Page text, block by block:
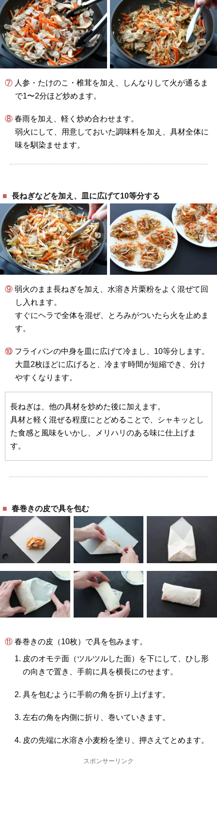
⑦ 人参・たけのこ・椎茸を加え、しんなりして火が通るま
で1〜2分ほど炒めます。
⑧ 春雨を加え、軽く炒め合わせます。
弱火にして、用意しておいた調味料を加え、具材全体に
味を馴染ませます。
長ねぎなどを加え、皿に広げて10等分する
⑨ 弱火のまま長ねぎを加え、水溶き片栗粉をよく混ぜて回
し入れます。
すぐにヘラで全体を混ぜ、とろみがついたら火を止めま
す。
⑩ フライパンの中身を皿に広げて冷まし、10等分します。
大皿2枚ほどに広げると、冷ます時間が短縮でき、分け
やすくなります。
長ねぎは、他の具材を炒めた後に加えます。
具材と軽く混ぜる程度にとどめることで、シャキッとし
た食感と風味をいかし、メリハリのある味に仕上げま
す。
春巻きの皮で具を包む
⑪ 春巻きの皮（10枚）で具を包みます。
皮のオモテ面（ツルツルした面）を下にして、ひし形
の向きで置き、手前に具を横長にのせます。
具を包むように手前の角を折り上げます。
左右の角を内側に折り、巻いていきます。
皮の先端に水溶き小麦粉を塗り、押さえてとめます。
スポンサーリンク